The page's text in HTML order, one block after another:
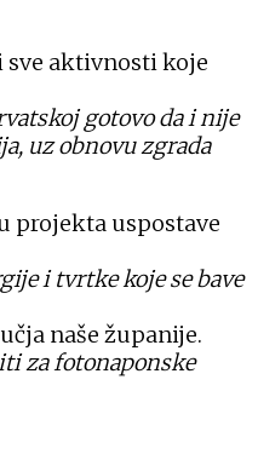
sve aktivnosti koje
gotovo da i nije
uz obnovu zgrada
projekta uspostave
i tvrtke koje se bave
naše županije.
za fotonaponske